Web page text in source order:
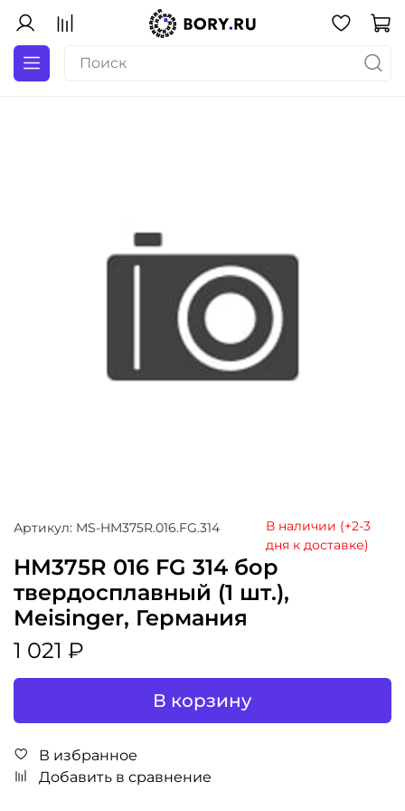
Артикул: MS-HM375R.016.FG.314
В наличии (+2-3
дня к доставке)
HM375R 016 FG 314 бор
твердосплавный (1 шт.),
Meisinger, Германия
1 021 ₽
В корзину
В избранное
Добавить в сравнение